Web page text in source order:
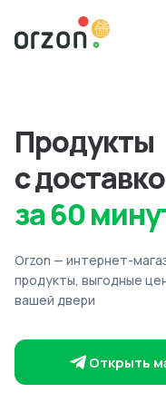
Продукты
с
за 60
Orzon — интернет-
продукты, выгодные
вашей двери
Открыть